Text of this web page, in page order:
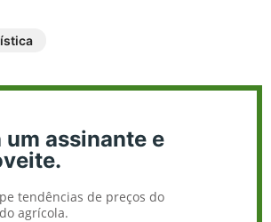
um assinante e
tendências de preços do
agrícola.